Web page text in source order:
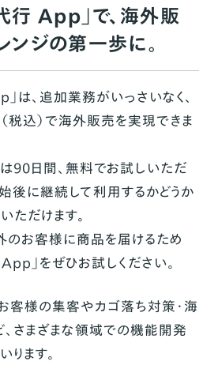
行 App」で、海外販
ンジの第一歩に。
は、追加業務がいっさいなく、
税込）で海外販売を実現できま
90日間、無料でお試しいただ
後に継続して利用するかどうか
ただけます。
お客様に商品を届けるため
」をぜひお試しください。
客様の集客やカゴ落ち対策・海
さまざまな領域での機能開発
ます。